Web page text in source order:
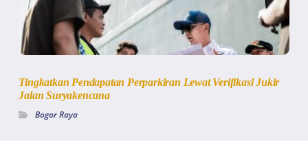
Tingkatkan Pendapatan Perparkiran Lewat Verifikasi Jukir
Jalan Suryakencana
Bogor Raya